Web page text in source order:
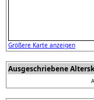
Größere Karte anzeigen
Ausgeschriebene